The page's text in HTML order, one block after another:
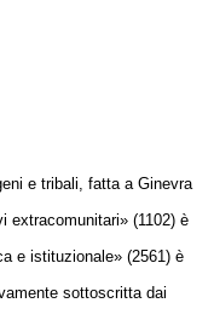
e tribali, fatta a Ginevra
extracomunitari» (1102) è
e istituzionale» (2561) è
sottoscritta dai